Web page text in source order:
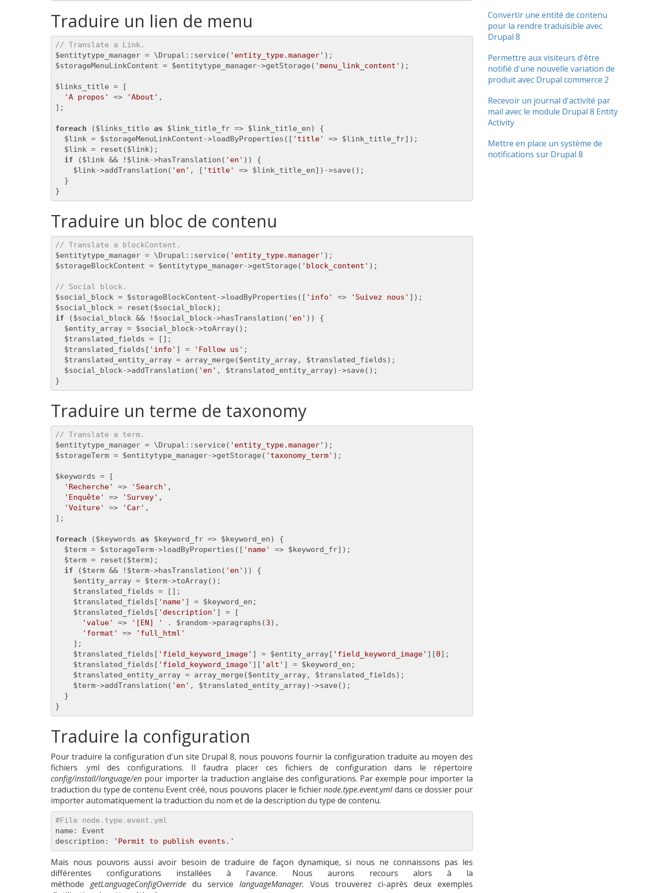
Traduire un lien de menu
// Translate a Link.
$entitytype_manager = \Drupal::service( 'entity_type.manager' );
$storageMenuLinkContent = $entitytype_manager->getStorage( 'menu_link_content' );
$links_title = [
'A propos'
=> 'About' ,
];
foreach ($links_title as $link_title_fr => $link_title_en) {
  $link = $storageMenuLinkContent->loadByProperties([
'title'
=> $link_title_fr]);
  $link = reset($link);
if ($link && !$link->hasTranslation( 'en' )) {
    $link->addTranslation(
'en' , [ 'title'
=> $link_title_en])->save();
  }
}
Traduire un bloc de contenu
// Translate a blockContent.
$entitytype_manager = \Drupal::service( 'entity_type.manager' );
$storageBlockContent = $entitytype_manager->getStorage( 'block_content' );
// Social block.
$social_block = $storageBlockContent->loadByProperties([ 'info' => 'Suivez nous' ]);
if ($social_block && !$social_block->hasTranslation( 'en' )) {
  $entity_array = $social_block->toArray();
  $translated_fields = [];
  $translated_fields[
'info' ] = 'Follow us' ;
  $translated_entity_array = array_merge($entity_array, $translated_fields);
  $social_block->addTranslation(
'en' , $translated_entity_array)->save();
}
Traduire un terme de taxonomy
// Translate a term.
$entitytype_manager = \Drupal::service( 'entity_type.manager' );
$storageTerm = $entitytype_manager->getStorage( 'taxonomy_term' );
$keywords = [
'Recherche'
=> 'Search' ,
'Enquête'
=> 'Survey' ,
'Voiture'
=> 'Car' ,
];
foreach ($keywords as $keyword_fr => $keyword_en) {
  $term = $storageTerm->loadByProperties([
'name'
=> $keyword_fr]);
  $term = reset($term);
if ($term && !$term->hasTranslation( 'en' )) {
    $entity_array = $term->toArray();
    $translated_fields = [];
    $translated_fields[
'name' ] = $keyword_en;
    $translated_fields[
'description' ] = [
'value'
=> '[EN] ' . $random->paragraphs(3),
'format'
=>
'full_html'
    ];
    $translated_fields[
'field_keyword_image' ] = $entity_array[ 'field_keyword_image' ][0];
    $translated_fields[
'field_keyword_image' ][ 'alt' ] = $keyword_en;
    $translated_entity_array = array_merge($entity_array, $translated_fields);
    $term->addTranslation(
'en' , $translated_entity_array)->save();
  }
}
Traduire la configuration
Pour traduire la configuration d'un site Drupal 8, nous pouvons fournir la configuration traduite au moyen des
fichiers .yml des configurations. Il faudra placer ces fichiers de configuration dans le répertoire
config/install/language/en pour importer la traduction anglaise des configurations. Par exemple pour importer la
traduction du type de contenu Event créé, nous pouvons placer le fichiernode.type.event.ymldans ce dossier pour
importer automatiquement la traduction du nom et de la description du type de contenu.
#File node.type.event.yml
name:
description:
'Permit to publish events.'
Mais nous pouvons aussi avoir besoin de traduire de façon dynamique, si nous ne connaissons pas les
différentes configurations installées à l'avance. Nous aurons recours alors à la
méthode getLanguageConfigOverride du service languageManager. Vous trouverez ci-après deux exemples
Convertir une entité de contenu
pour la rendre traduisible avec
Drupal 8
Permettre aux visiteurs d'être
notifié d'une nouvelle variation de
produit avec Drupal commerce 2
Recevoir un journal d'activité par
mail avec le module Drupal 8 Entity
Activity
Mettre en place un système de
notifications sur Drupal 8